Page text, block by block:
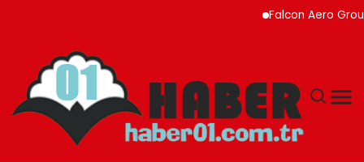
Falcon Aero